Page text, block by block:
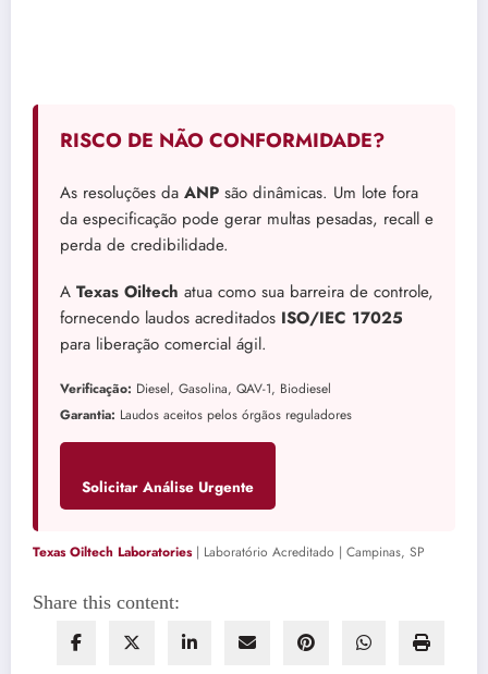
RISCO DE NÃO CONFORMIDADE?
As resoluções da ANP são dinâmicas. Um lote fora
da especificação pode gerar multas pesadas, recall e
perda de credibilidade.
A Texas Oiltech atua como sua barreira de controle,
fornecendo laudos acreditados ISO/IEC 17025
para liberação comercial ágil.
Verificação: Diesel, Gasolina, QAV-1, Biodiesel
Garantia: Laudos aceitos pelos órgãos reguladores
Solicitar Análise Urgente
Texas Oiltech Laboratories| Laboratório Acreditado | Campinas, SP
Share this content: